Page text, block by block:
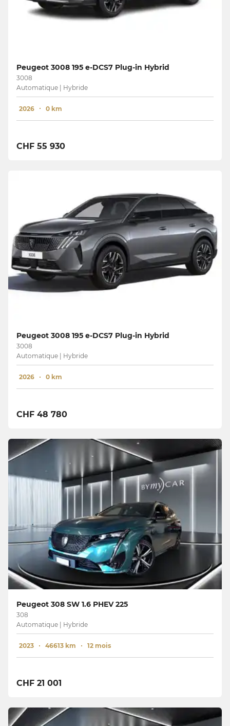
Peugeot 3008 195 e-DCS7 Plug-in Hybrid
3008
Automatique | Hybride
2026 0 km
CHF 55 930
Peugeot 3008 195 e-DCS7 Plug-in Hybrid
3008
Automatique | Hybride
2026 0 km
CHF 48 780
Peugeot 308 SW 1.6 PHEV 225
308
Automatique | Hybride
2023 46613 km 12 mois
CHF 21 001